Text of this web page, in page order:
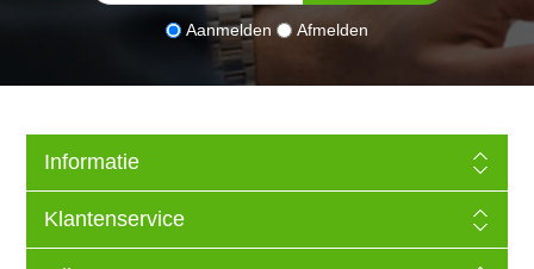
Aanmelden Afmelden
Informatie
Klantenservice